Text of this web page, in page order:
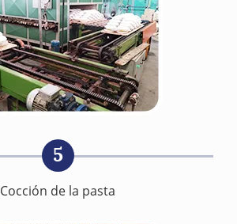
5
Cocción de la pasta